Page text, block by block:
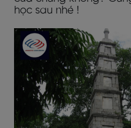
học sau nhé !